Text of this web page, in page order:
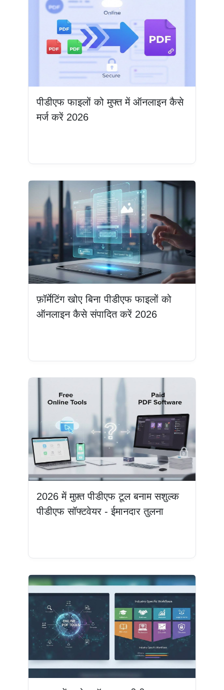
पीडीएफ फाइलों को मुफ्त में ऑनलाइन कैसे
मर्ज करें 2026
फ़ॉर्मेटिंग खोए बिना पीडीएफ फाइलों को
ऑनलाइन कैसे संपादित करें 2026
2026 में मुफ़्त पीडीएफ टूल बनाम सशुल्क
पीडीएफ सॉफ्टवेयर - ईमानदार तुलना